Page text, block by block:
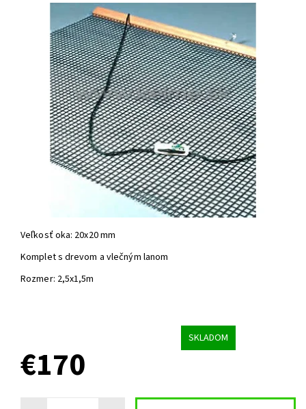
Veľkosť oka: 20x20 mm
Komplet s drevom a vlečným lanom
Rozmer: 2,5x1,5m
SKLADOM
€170